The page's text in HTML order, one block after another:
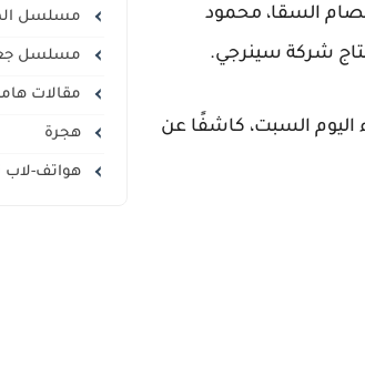
السقا، محمود
شركة سينرجي.
اليوم السبت، كاشفًا عن
مسلسل
مسلسل
مقالات
هجرة
هواتف-لاب